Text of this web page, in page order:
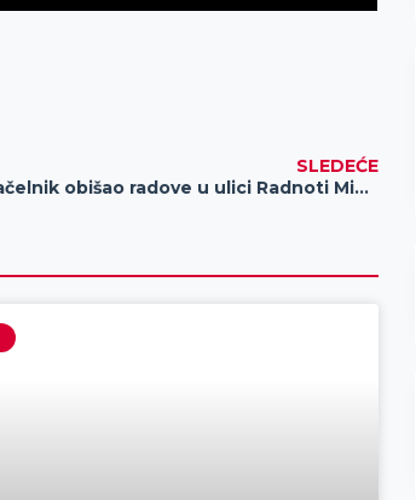
SLEDEĆE
Gradonačelnik obišao radove u ulici Radnoti Mikloša